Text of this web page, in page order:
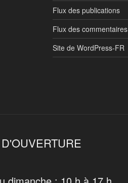
Flux des publications
Flux des commentaires
Site de WordPress-FR